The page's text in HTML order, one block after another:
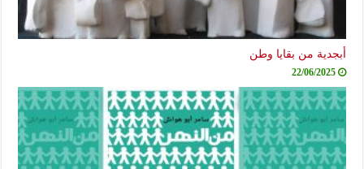
أبجدية من بقايا وطن
22/06/2025